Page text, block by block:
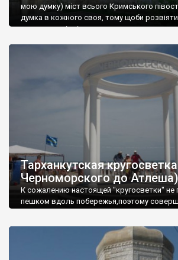
мою думку) міст всього Кримського
думка в кожного своя, тому щоби розвіяти
запрошую відвідати це
Тарханкутская
Черноморского до Атлеша)
К сожалению настоящей "кругосветки" не
пешком вдоль побережья,поэтому